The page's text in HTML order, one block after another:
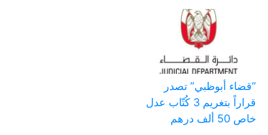
‏”قضاء أبوظبي” تصدر
قراراً بتغريم 3 كُتّاب عدل
خاص 50 ألف درهم